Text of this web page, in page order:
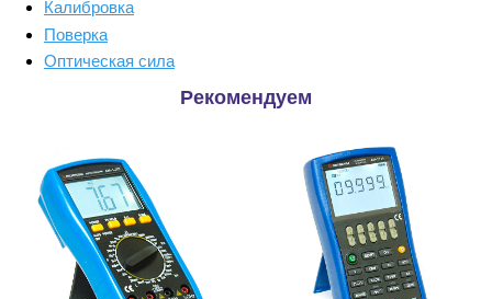
Калибровка
Поверка
Оптическая сила
Рекомендуем